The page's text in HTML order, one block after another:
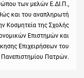
των μελών Ε.ΔΙ.Π.,
και του αναπληρωτή
Κοσμητεία της Σχολής
Επιστημών και
Επιχειρήσεων του
Πανεπιστημίου Πατρών.